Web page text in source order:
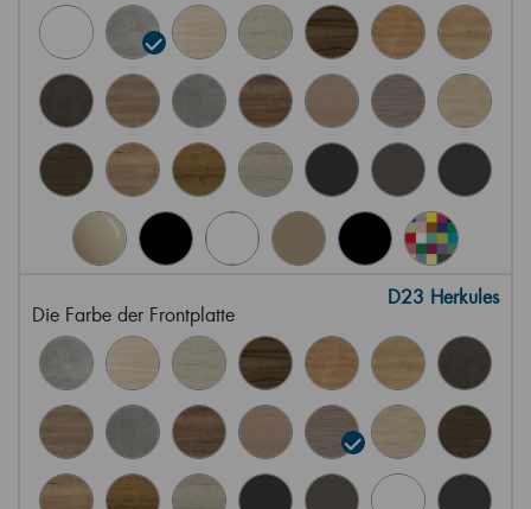
Die Farbe der Frontplatte
D23 Herkules